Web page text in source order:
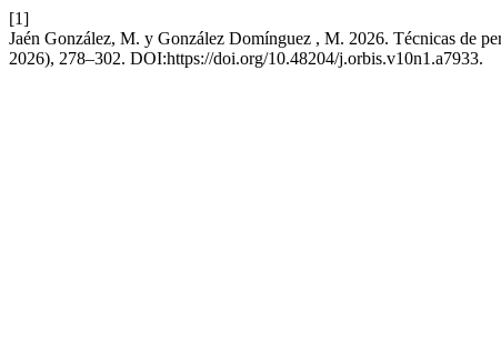
[1]
Jaén González, M. y González Domínguez , M. 2026. Técnicas de
2026), 278–302. DOI:https://doi.org/10.48204/j.orbis.v10n1.a7933.